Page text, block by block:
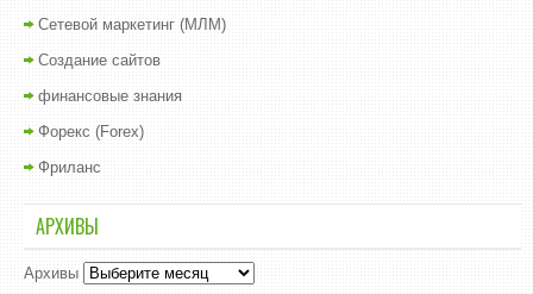
Сетевой маркетинг (МЛМ)
Создание сайтов
финансовые знания
Форекс (Forex)
Фриланс
АРХИВЫ
Архивы